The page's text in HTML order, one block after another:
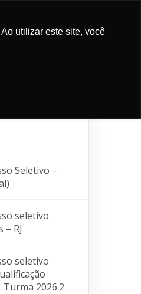
utilizar este site, você
CONTACT AND
Seletivo –
seletivo
RJ
seletivo
2026.2